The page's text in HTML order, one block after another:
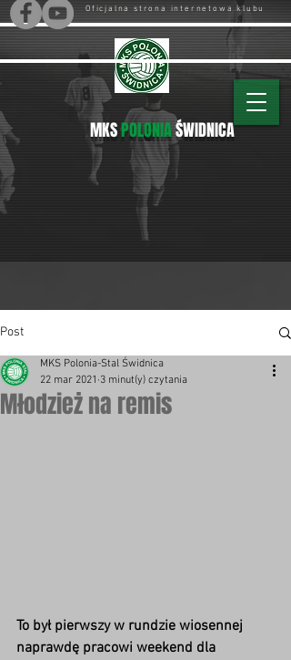
Oficjalna strona internetowa klubu
MKSPOLONIAŚWIDNICA
Post
Młodzież na remis
MKS Polonia-Stal Świdnica
22 mar 2021 3 minut(y) czytania
To był pierwszy w rundzie wiosennej
naprawdę pracowi weekend dla